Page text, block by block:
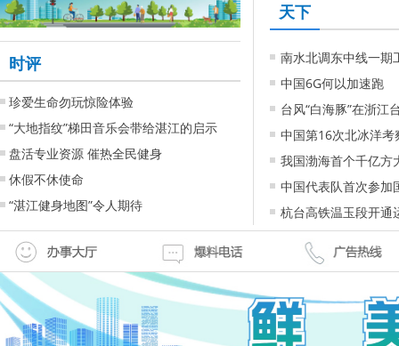
时评
珍爱生命勿玩惊险体验
“大地指纹”梯田音乐会带给湛江的启示
盘活专业资源 催热全民健身
休假不休使命
“湛江健身地图”令人期待
天下
南水北调东中线一期
中国6G何以加速跑
台风“白海豚”在浙江
中国第16次北冰洋考
我国渤海首个千亿方
中国代表队首次参
杭台高铁温玉段开通